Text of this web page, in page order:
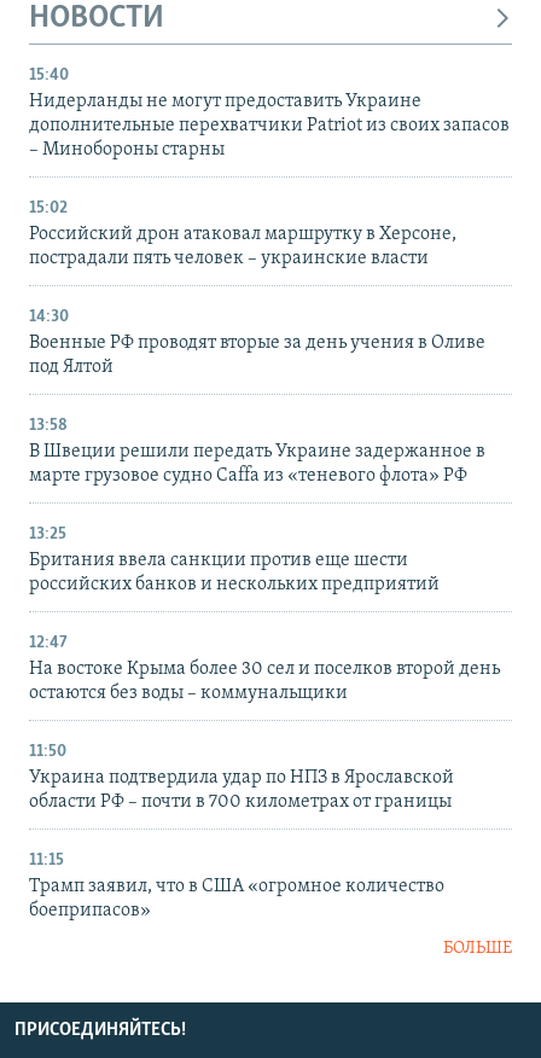
НОВОСТИ
15:40
Нидерланды не могут предоставить Украине
дополнительные перехватчики Patriot из своих запасов
– Минобороны старны
15:02
Российский дрон атаковал маршрутку в Херсоне,
пострадали пять человек – украинские власти
14:30
Военные РФ проводят вторые за день учения в Оливе
под Ялтой
13:58
В Швеции решили передать Украине задержанное в
марте грузовое судно Caffa из «теневого флота» РФ
13:25
Британия ввела санкции против еще шести
российских банков и нескольких предприятий
12:47
На востоке Крыма более 30 сел и поселков второй день
остаются без воды – коммунальщики
11:50
Украина подтвердила удар по НПЗ в Ярославской
области РФ – почти в 700 километрах от границы
11:15
Трамп заявил, что в США «огромное количество
боеприпасов»
БОЛЬШЕ
ПРИСОЕДИНЯЙТЕСЬ!